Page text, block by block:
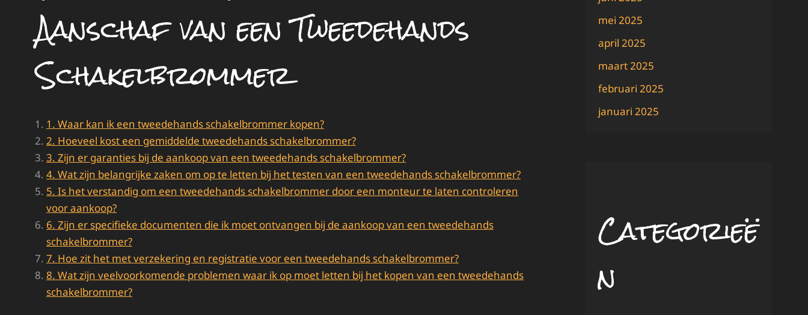
Aanschaf van een Tweedehands
Schakelbrommer
1. Waar kan ik een tweedehands schakelbrommer kopen?
2. Hoeveel kost een gemiddelde tweedehands schakelbrommer?
3. Zijn er garanties bij de aankoop van een tweedehands schakelbrommer?
4. Wat zijn belangrijke zaken om op te letten bij het testen van een tweedehands schakelbrommer?
5. Is het verstandig om een tweedehands schakelbrommer door een monteur te laten controleren
voor aankoop?
6. Zijn er specifieke documenten die ik moet ontvangen bij de aankoop van een tweedehands
schakelbrommer?
7. Hoe zit het met verzekering en registratie voor een tweedehands schakelbrommer?
8. Wat zijn veelvoorkomende problemen waar ik op moet letten bij het kopen van een tweedehands
schakelbrommer?
mei 2025
april 2025
maart 2025
februari 2025
januari 2025
Categorieë
n